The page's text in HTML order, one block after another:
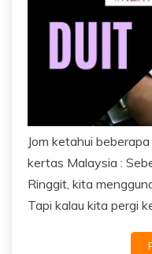
Jom ketahui
kertas Malaysia :
Ringgit, kita
Tapi kalau kita pergi